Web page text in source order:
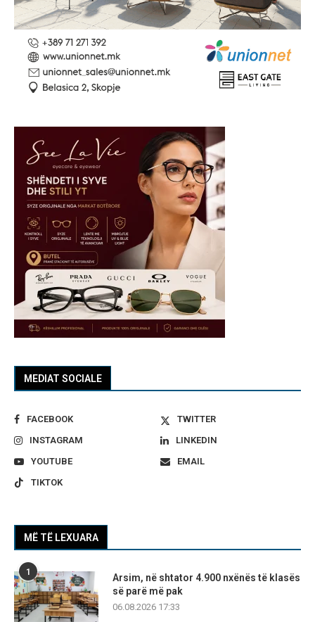
MEDIAT SOCIALE
FACEBOOK
TWITTER
INSTAGRAM
LINKEDIN
YOUTUBE
EMAIL
TIKTOK
MË TË LEXUARA
1
Arsim, në shtator 4.900 nxënës të klasës
së parë më pak
06.08.2026 17:33